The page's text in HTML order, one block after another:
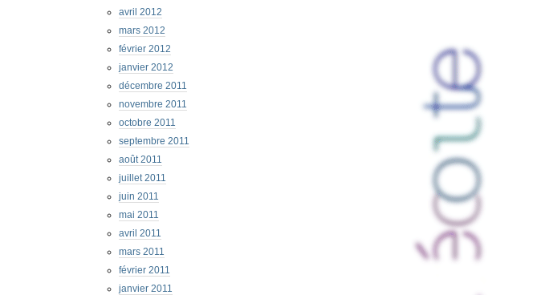
avril 2012
mars 2012
février 2012
janvier 2012
décembre 2011
novembre 2011
octobre 2011
septembre 2011
août 2011
juillet 2011
juin 2011
mai 2011
avril 2011
mars 2011
février 2011
janvier 2011